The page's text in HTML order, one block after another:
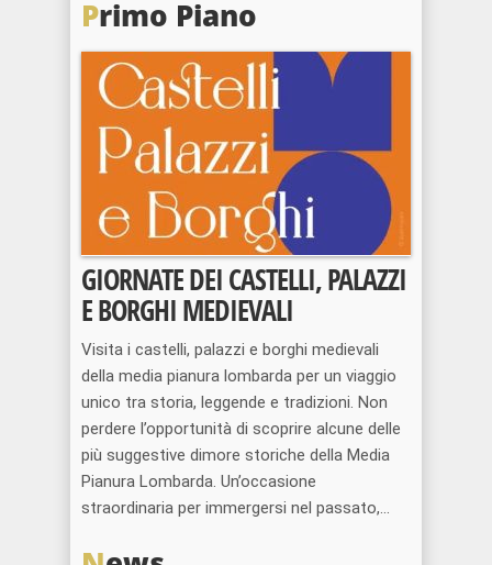
Primo Piano
GIORNATE DEI CASTELLI, PALAZZI
E BORGHI MEDIEVALI
Visita i castelli, palazzi e borghi medievali
della media pianura lombarda per un viaggio
unico tra storia, leggende e tradizioni. Non
perdere l’opportunità di scoprire alcune delle
più suggestive dimore storiche della Media
Pianura Lombarda. Un’occasione
straordinaria per immergersi nel passato,...